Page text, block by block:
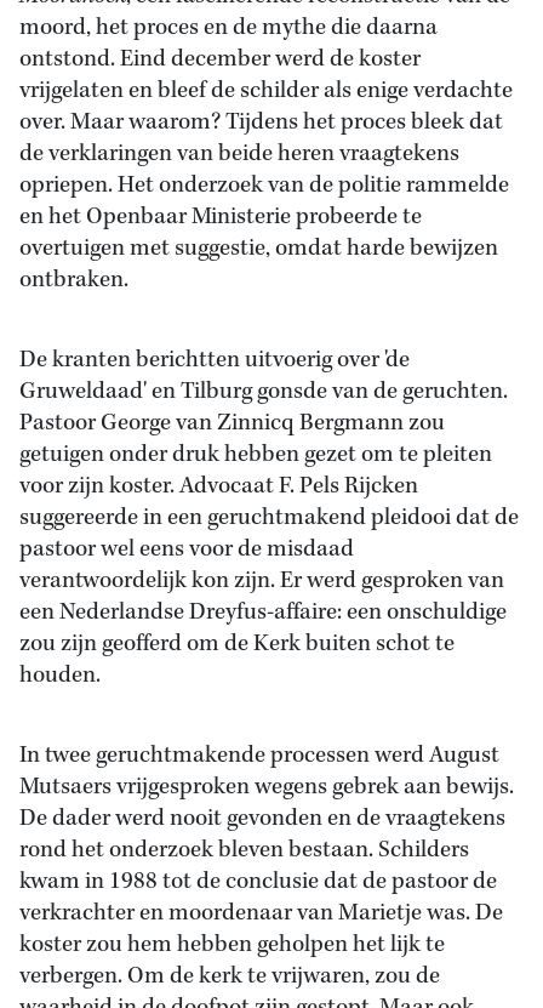
moord, het proces en de mythe die daarna
ontstond. Eind december werd de koster
vrijgelaten en bleef de schilder als enige verdachte
over. Maar waarom? Tijdens het proces bleek dat
de verklaringen van beide heren vraagtekens
opriepen. Het onderzoek van de politie rammelde
en het Openbaar Ministerie probeerde te
overtuigen met suggestie, omdat harde bewijzen
ontbraken.
De kranten berichtten uitvoerig over 'de
Gruweldaad' en Tilburg gonsde van de geruchten.
Pastoor George van Zinnicq Bergmann zou
getuigen onder druk hebben gezet om te pleiten
voor zijn koster. Advocaat F. Pels Rijcken
suggereerde in een geruchtmakend pleidooi dat de
pastoor wel eens voor de misdaad
verantwoordelijk kon zijn. Er werd gesproken van
een Nederlandse Dreyfus-affaire: een onschuldige
zou zijn geofferd om de Kerk buiten schot te
houden.
In twee geruchtmakende processen werd August
Mutsaers vrijgesproken wegens gebrek aan bewijs.
De dader werd nooit gevonden en de vraagtekens
rond het onderzoek bleven bestaan. Schilders
kwam in 1988 tot de conclusie dat de pastoor de
verkrachter en moordenaar van Marietje was. De
koster zou hem hebben geholpen het lijk te
verbergen. Om de kerk te vrijwaren, zou de